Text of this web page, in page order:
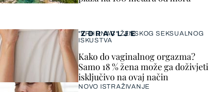
ZDRAVLJE
"VRHUNAC" ŽENSKOG SEKSUALNOG
ISKUSTVA
Kako do vaginalnog orgazma?
Samo 18 % žena može ga doživjeti
isključivo na ovaj način
NOVO ISTRAŽIVANJE